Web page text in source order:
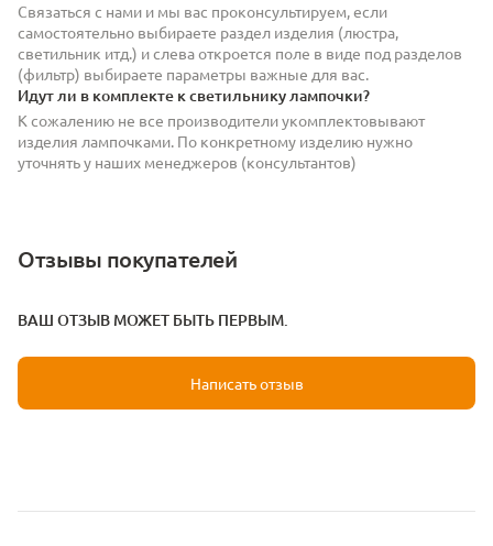
Связаться с нами и мы вас проконсультируем, если
самостоятельно выбираете раздел изделия (люстра,
светильник итд.) и слева откроется поле в виде под разделов
(фильтр) выбираете параметры важные для вас.
Идут ли в комплекте к светильнику лампочки?
К сожалению не все производители укомплектовывают
изделия лампочками. По конкретному изделию нужно
уточнять у наших менеджеров (консультантов)
Отзывы покупателей
ВАШ ОТЗЫВ МОЖЕТ БЫТЬ ПЕРВЫМ.
Написать отзыв